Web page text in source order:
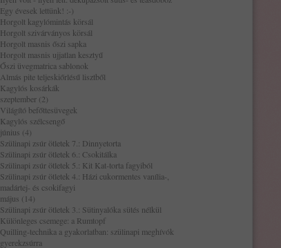
Egy évesek lettünk! :-)
Horgolt kagylómintás körsál
Horgolt szivárványos körsál
Horgolt masnis őszi sapka
Horgolt masnis ujjatlan kesztyű
Őszi üvegmatrica sablonok
Almás pite teljeskiőrlésű lisztből
Kagylós kosárkák
szeptember (2)
Világító befőttesüvegek
Kagylós szélcsengő
június (4)
Szülinapi zsúr ötletek 7.: Dinnyetorta
Szülinapi zsúr ötletek 6.: Csokitálka
Szülinapi zsúr ötletek 5.: Kit Kat-torta fagyiból
Szülinapi zsúr ötletek 4.: Házi cukormentes vanília-,
madártej- és csokifagyi
május (14)
Szülinapi zsúr ötletek 3.: Sütinyalóka sütés nélkül
Különleges csemege: a Rumtopf
Quilling-technika a gyakorlatban: szülinapi meghívók
gyerekzsúrra